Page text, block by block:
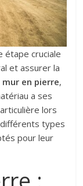
étape cruciale
et assurer la
mur en pierre,
a ses
lors
types
pour leur
: